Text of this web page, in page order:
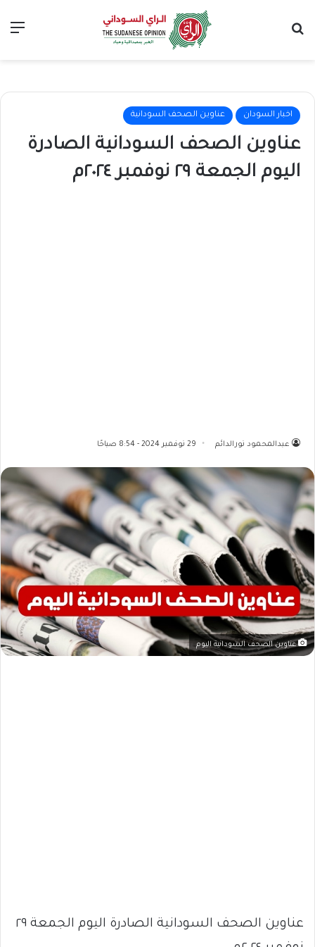
اخبار السودان عناوين الصحف السودانية
عناوين الصحف السودانية الصادرة
اليوم الجمعة ٢٩ نوفمبر ٢٠٢٤م
عبدالمحمود نورالدائم 29 نوفمبر 2024 - 8:54 صباحًا
عناوين الصحف السودانية اليوم
عناوين الصحف السودانية الصادرة اليوم الجمعة ٢٩